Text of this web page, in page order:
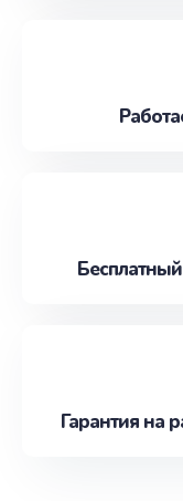
Гарантия на